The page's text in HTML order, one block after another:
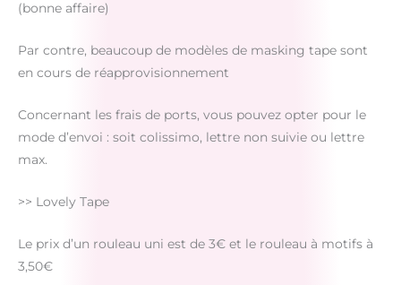
(bonne affaire)
Par contre, beaucoup de modèles de masking tape sont
en cours de réapprovisionnement
Concernant les frais de ports, vous pouvez opter pour le
mode d’envoi : soit colissimo, lettre non suivie ou lettre
max.
>> Lovely Tape
Le prix d’un rouleau uni est de 3€ et le rouleau à motifs à
3,50€